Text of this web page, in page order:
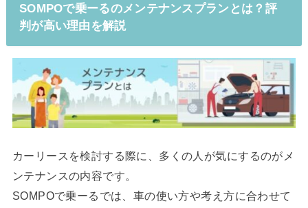
SOMPOで乗ーるのメンテナンスプランとは？評
判が高い理由を解説
カーリースを検討する際に、多くの人が気にするのがメ
ンテナンスの内容です。
SOMPOで乗ーるでは、車の使い方や考え方に合わせて